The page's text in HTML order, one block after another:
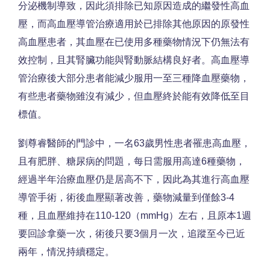
分泌機制導致，因此須排除已知原因造成的繼發性高血
壓，而高血壓導管治療適用於已排除其他原因的原發性
高血壓患者，其血壓在已使用多種藥物情況下仍無法有
效控制，且其腎臟功能與腎動脈結構良好者。高血壓導
管治療後大部分患者能減少服用一至三種降血壓藥物，
有些患者藥物雖沒有減少，但血壓終於能有效降低至目
標值。
劉尊睿醫師的門診中，一名63歲男性患者罹患高血壓，
且有肥胖、糖尿病的問題，每日需服用高達6種藥物，
經過半年治療血壓仍是居高不下，因此為其進行高血壓
導管手術，術後血壓顯著改善，藥物減量到僅餘3-4
種，且血壓維持在110-120（mmHg）左右，且原本1週
要回診拿藥一次，術後只要3個月一次，追蹤至今已近
兩年，情況持續穩定。